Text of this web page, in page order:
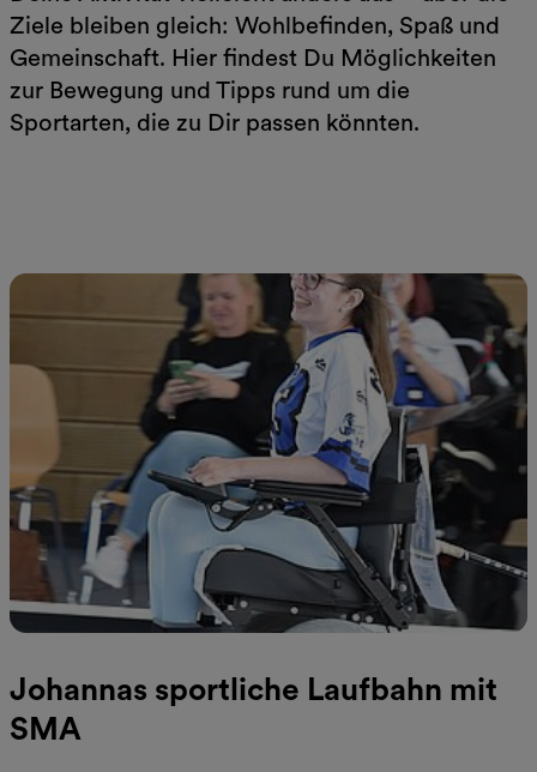
Ziele bleiben gleich: Wohlbefinden, Spaß und
Gemeinschaft. Hier findest Du Möglichkeiten
zur Bewegung und Tipps rund um die
Sportarten, die zu Dir passen könnten.
Johannas sportliche Laufbahn mit
SMA